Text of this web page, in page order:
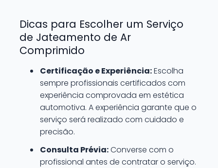
Dicas para Escolher um Serviço
de Jateamento de Ar
Comprimido
Certificação e Experiência:Escolha
sempre profissionais certificados com
experiência comprovada em estética
automotiva. A experiência garante que o
serviço será realizado com cuidado e
precisão.
Consulta Prévia:Converse com o
profissional antes de contratar o serviço.